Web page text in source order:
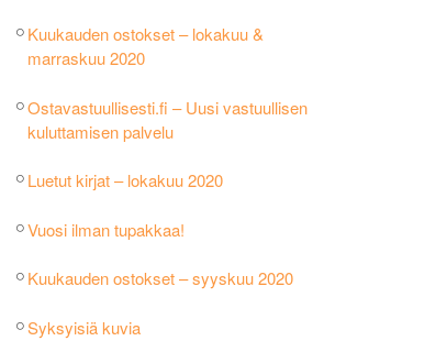
Kuukauden ostokset – lokakuu &
marraskuu 2020
Ostavastuullisesti.fi – Uusi vastuullisen
kuluttamisen palvelu
Luetut kirjat – lokakuu 2020
Vuosi ilman tupakkaa!
Kuukauden ostokset – syyskuu 2020
Syksyisiä kuvia